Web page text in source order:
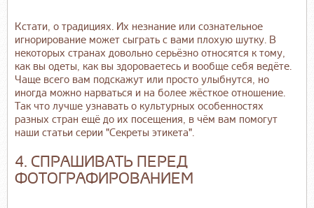
Кстати, о традициях. Их незнание или сознательное
игнорирование может сыграть с вами плохую шутку. В
некоторых странах довольно серьёзно относятся к тому,
как вы одеты, как вы здороваетесь и вообще себя ведёте.
Чаще всего вам подскажут или просто улыбнутся, но
иногда можно нарваться и на более жёсткое отношение.
Так что лучше узнавать о культурных особенностях
разных стран ещё до их посещения, в чём вам помогут
наши статьи серии "Секреты этикета".
4. СПРАШИВАТЬ ПЕРЕД
ФОТОГРАФИРОВАНИЕМ